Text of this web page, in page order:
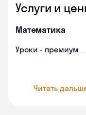
Услуги и
Математика
Уроки - премиум
Читать